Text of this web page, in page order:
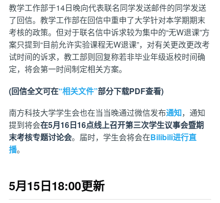
教学工作部于14日晚向代表联名同学发送邮件的同学发送
了回信。教学工作部在回信中重申了大学针对本学期期末
考核的政策。但对于联名信中诉求较为集中的“无W退课”方
案只提到“目前允许实验课程无W退课”，对有关更改更改考
试时间的诉求，教工部则回复称若非毕业年级返校时间确
定，将会第一时间制定相关方案。
(回信全文可在“相关文件”部分下载PDF查看)
南方科技大学学生会也在当当晚通过微信发布通知，通知
提到将会在5月16日16点线上召开第三次学生议事会暨期
末考核专题讨论会。届时，学生会将会在Bilibili进行直
播。
5月15日18:00更新